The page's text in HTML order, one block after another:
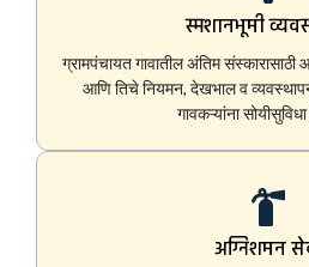
स्मशानभूमी
ग्रामपंचायत गावातील अंतिम
आणि तिचे नियमन, देखभाल व
गावकऱ्यांना
अग्निशमन